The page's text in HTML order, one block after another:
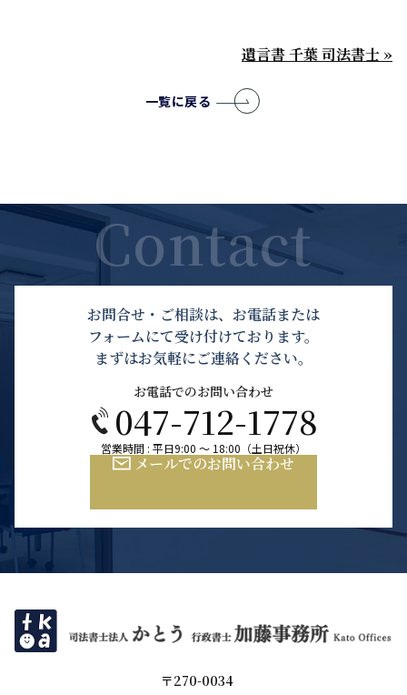
遺言書 千葉 司法書士 »
一覧に戻る
お問合せ・ご相談は、お電話または
フォームにて受け付けております。
まずはお気軽にご連絡ください。
お電話でのお問い合わせ
047-712-1778
営業時間 : 平日9:00 ～ 18:00（土日祝休）
メールでのお問い合わせ
〒270-0034